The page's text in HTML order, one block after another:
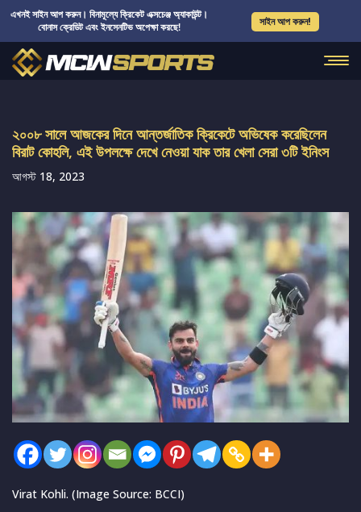
এখনই সাইন আপ করুন। বিনামূল্যে ক্রিকেট এক্সচেঞ্জ অ্যাকাউন্ট।
বোনাস ক্রেডিট এবং ইনসেনটিভ অপেক্ষা করছে!
সাইন আপ করুন!
২০০৮ সালে আজকের দিনে আন্তর্জাতিক ক্রিকেটে অভিষেক করেছিলেন
বিরাট কোহলি, এই উপলক্ষে দেখে নেওয়া যাক তার খেলা সেরা ৩টি ইনিংস
আগস্ট 18, 2023
Virat Kohli. (Image Source: BCCI)